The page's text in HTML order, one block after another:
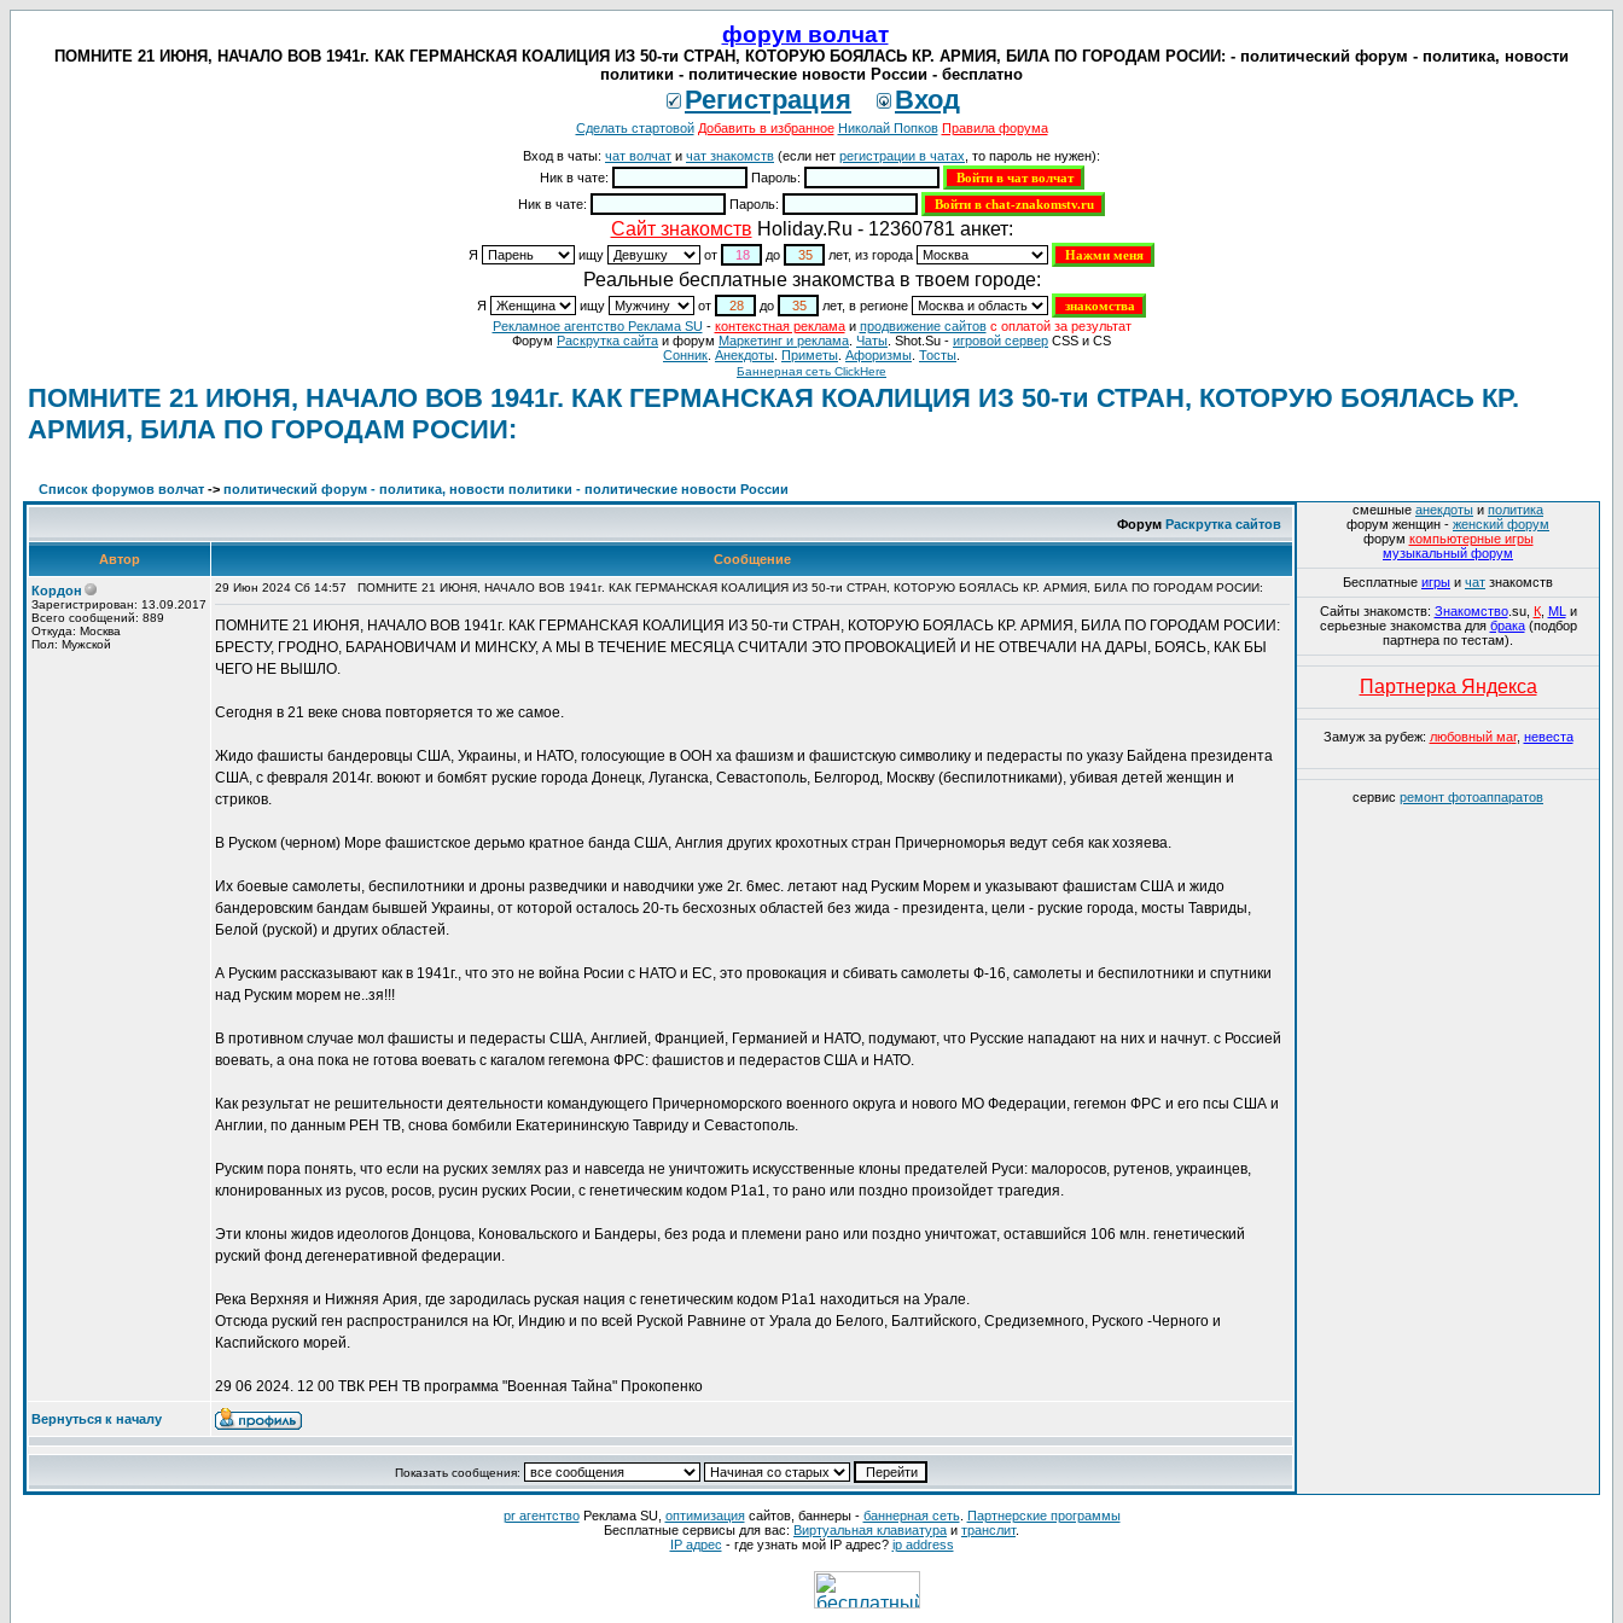
форум волчат
ПОМНИТЕ 21 ИЮНЯ, НАЧАЛО ВОВ 1941г. КАК ГЕРМАНСКАЯ КОАЛИЦИЯ ИЗ 50-ти СТРАН, КОТОРУЮ БОЯЛАСЬ КР. АРМИЯ, БИЛА ПО ГОРОДАМ РОСИИ: - политический форум - политика, новости
политики - политические новости России - бесплатно
Регистрация Вход
Сделать стартовой Добавить в избранное Николай Попков Правила форума
Вход в чаты: чат волчат и чат знакомств (если нет регистрации в чатах , то пароль не нужен):
Ник в чате:
Пароль:
Ник в чате:
Пароль:
Cайт знакомств Holiday.Ru - 12360781 анкет:
Я ищу от до лет, из города
Реальные бесплатные знакомства в твоем городе:
Я ищу от до
лет, в регионе
Рекламное агентство Реклама SU- контекстная рекламаи продвижение сайтов с оплатой за результат
Форум Раскрутка сайта и форум Маркетинг и реклама Чаты . Shot.Su - игровой сервер CSS и CS
Сонник Анекдоты Приметы Aфоризмы Тосты
Баннерная сеть ClickHere
ПОМНИТЕ 21 ИЮНЯ, НАЧАЛО ВОВ 1941г. КАК ГЕРМАНСКАЯ КОАЛИЦИЯ ИЗ 50-ти СТРАН, КОТОРУЮ БОЯЛАСЬ КР.
АРМИЯ, БИЛА ПО ГОРОДАМ РОСИИ:
Список форумов волчат -> политический форум - политика, новости политики - политические новости России
Форум Раскрутка сайтов
Автор Сообщение
Кордон
Зарегистрирован: 13.09.2017
Всего сообщений: 889
Откуда: Москва
Пол: Мужской
29 Июн 2024 Сб 14:57 ПОМНИТЕ 21 ИЮНЯ, НАЧАЛО ВОВ 1941г. КАК ГЕРМАНСКАЯ КОАЛИЦИЯ ИЗ 50-ти СТРАН, КОТОРУЮ БОЯЛАСЬ КР. АРМИЯ, БИЛА ПО ГОРОДАМ РОСИИ:
ПОМНИТЕ 21 ИЮНЯ, НАЧАЛО ВОВ 1941г. КАК ГЕРМАНСКАЯ КОАЛИЦИЯ ИЗ 50-ти СТРАН, КОТОРУЮ БОЯЛАСЬ КР. АРМИЯ, БИЛА ПО ГОРОДАМ РОСИИ:
БРЕСТУ, ГРОДНО, БАРАНОВИЧАМ И МИНСКУ, А МЫ В ТЕЧЕНИЕ МЕСЯЦА СЧИТАЛИ ЭТО ПРОВОКАЦИЕЙ И НЕ ОТВЕЧАЛИ НА ДАРЫ, БОЯСЬ, КАК БЫ
ЧЕГО НЕ ВЫШЛО.
Сегодня в 21 веке снова повторяется то же самое.
Жидо фашисты бандеровцы США, Украины, и НАТО, голосующие в ООН ха фашизм и фашистскую символику и педерасты по указу Байдена президента
США, с февраля 2014г. воюют и бомбят руские города Донецк, Луганска, Севастополь, Белгород, Москву (беспилотниками), убивая детей женщин и
стриков.
В Руском (черном) Море фашистское дерьмо кратное банда США, Англия других крохотных стран Причерноморья ведут себя как хозяева.
Их боевые самолеты, беспилотники и дроны разведчики и наводчики уже 2г. 6мес. летают над Руским Морем и указывают фашистам США и жидо
бандеровским бандам бывшей Украины, от которой осталось 20-ть бесхозных областей без жида - президента, цели - руские города, мосты Тавриды,
Белой (руской) и других областей.
А Руским рассказывают как в 1941г., что это не война Росии с НАТО и ЕС, это провокация и сбивать самолеты Ф-16, самолеты и беспилотники и спутники
над Руским морем не..зя!!!
В противном случае мол фашисты и педерасты США, Англией, Францией, Германией и НАТО, подумают, что Русские нападают на них и начнут. с Россией
воевать, а она пока не готова воевать с кагалом гегемона ФРС: фашистов и педерастов США и НАТО.
Как результат не решительности деятельности командующего Причерноморского военного округа и нового МО Федерации, гегемон ФРС и его псы США и
Англии, по данным РЕН ТВ, снова бомбили Екатерининскую Тавриду и Севастополь.
Руским пора понять, что если на руских землях раз и навсегда не уничтожить искусственные клоны предателей Руси: малоросов, рутенов, украинцев,
клонированных из русов, росов, русин руских Росии, c генетическим кодом Р1a1, то рано или поздно произойдет трагедия.
Эти клоны жидов идеологов Донцова, Коновальского и Бандеры, без рода и племени рано или поздно уничтожат, оставшийся 106 млн. генетический
руский фонд дегенеративной федерации.
Река Верхняя и Нижняя Ария, где зародилась руская нация с генетическим кодом Р1a1 находиться на Урале.
Отсюда руский ген распространился на Юг, Индию и по всей Руской Равнине от Урала до Белого, Балтийского, Средиземного, Руского -Черного и
Каспийского морей.
29 06 2024. 12 00 ТВК РЕН ТВ программа "Военная Тайна" Прокопенко
Вернуться к началу
Показать сообщения:
смешные анекдоты и политика
форум женщин - женский форум
форум компьютерные игры
музыкальный форум
Бесплатные игры и чат знакомств
Сайты знакомств: Знакомство.su, К, ML и
серьезные знакомства для брака(подбор
партнера по тестам).
Партнерка Яндекса
Замуж за рубеж: любовный маг, невеста
сервис ремонт фотоаппаратов
pr агентствоРеклама SU, оптимизациясайтов, баннеры - баннерная сеть. Партнерские программы
Бесплатные сервисы для вас: Виртуальная клавиатура и транслит.
IP адрес - где узнать мой IP адрес? ip address